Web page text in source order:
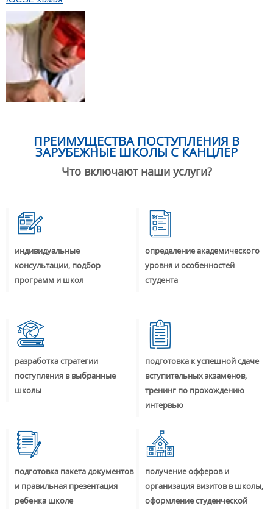
ПРЕИМУЩЕСТВА ПОСТУПЛЕНИЯ В
ЗАРУБЕЖНЫЕ ШКОЛЫ С КАНЦЛЕР
Что включают наши услуги?
индивидуальные
консультации, подбор
программ и школ
определение академического
уровня и особенностей
студента
разработка стратегии
поступления в выбранные
школы
подготовка к успешной сдаче
вступительных экзаменов,
тренинг по прохождению
интервью
подготовка пакета документов
и правильная презентация
ребенка школе
получение офферов и
организация визитов в школы,
оформление студенческой